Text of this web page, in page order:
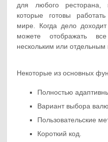
для любого
которые готовы
мире. Когда дело
можете отображать
нескольким или отдельным
Некоторые из основных
Полностью
Вариант выбора
Пользовательские
Короткий код.